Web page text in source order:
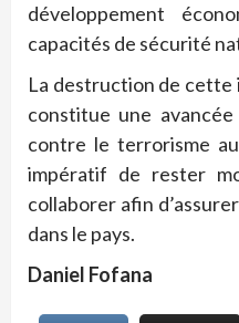
développement
capacités de sécurité
La destruction de
constitue une
contre le terrorisme
impératif de rester
collaborer afin
dans le pays.
Daniel Fofana